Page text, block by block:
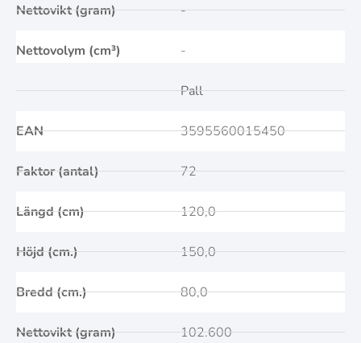
Nettovikt (gram)
Nettovolym (cm³)
-
-
EAN
Faktor (antal)
Längd (cm)
Höjd (cm.)
Bredd (cm.)
Nettovikt (gram)
Pall
3595560015450
72
120,0
150,0
80,0
102.600